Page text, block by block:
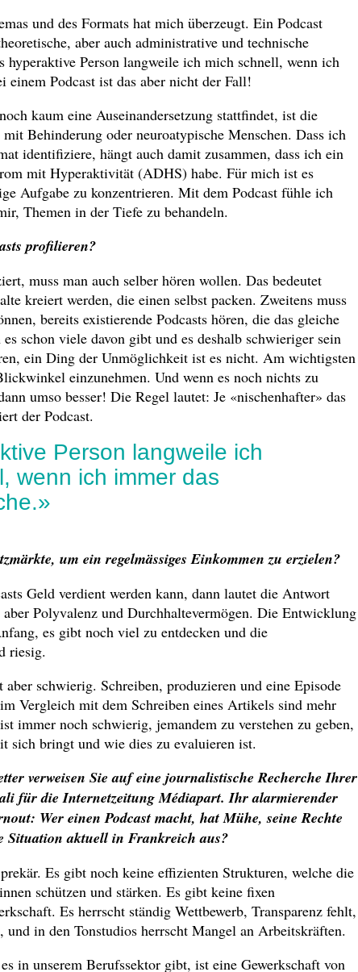
und des Formats hat mich überzeugt. Ein Podcast
aber auch administrative und technische
hyperaktive Person langweile ich mich schnell, wenn ich
einem Podcast ist das aber nicht der Fall!
kaum eine Auseinandersetzung stattfindet, ist die
Behinderung oder neuroatypische Menschen. Dass ich
identifiziere, hängt auch damit zusammen, dass ich ein
mit Hyperaktivität (ADHS) habe. Für mich ist es
Aufgabe zu konzentrieren. Mit dem Podcast fühle ich
Themen in der Tiefe zu behandeln.
profilieren?
muss man auch selber hören wollen. Das bedeutet
kreiert werden, die einen selbst packen. Zweitens muss
bereits existierende Podcasts hören, die das gleiche
schon viele davon gibt und es deshalb schwieriger sein
ein Ding der Unmöglichkeit ist es nicht. Am wichtigsten
einzunehmen. Und wenn es noch nichts zu
umso besser! Die Regel lautet: Je «nischenhafter» das
der Podcast.
Person langweile ich
wenn ich immer das
um ein regelmässiges Einkommen zu erzielen?
Geld verdient werden kann, dann lautet die Antwort
Polyvalenz und Durchhaltevermögen. Die Entwicklung
es gibt noch viel zu entdecken und die
riesig.
schwierig. Schreiben, produzieren und eine Episode
Vergleich mit dem Schreiben eines Artikels sind mehr
immer noch schwierig, jemandem zu verstehen zu geben,
sich bringt und wie dies zu evaluieren ist.
verweisen Sie auf eine journalistische Recherche Ihrer
für die Internetzeitung Médiapart. Ihr alarmierender
Wer einen Podcast macht, hat Mühe, seine Rechte
Situation aktuell in Frankreich aus?
Es gibt noch keine effizienten Strukturen, welche die
schützen und stärken. Es gibt keine fixen
Es herrscht ständig Wettbewerb, Transparenz fehlt,
und in den Tonstudios herrscht Mangel an Arbeitskräften.
in unserem Berufssektor gibt, ist eine Gewerkschaft von